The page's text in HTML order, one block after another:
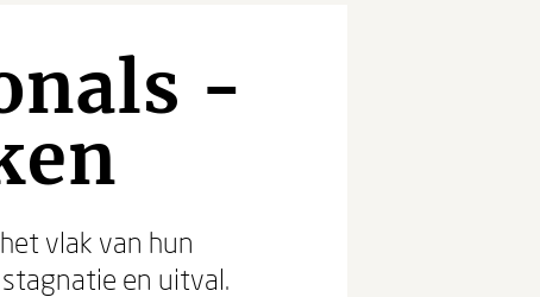
-
vlak van hun
en uitval.